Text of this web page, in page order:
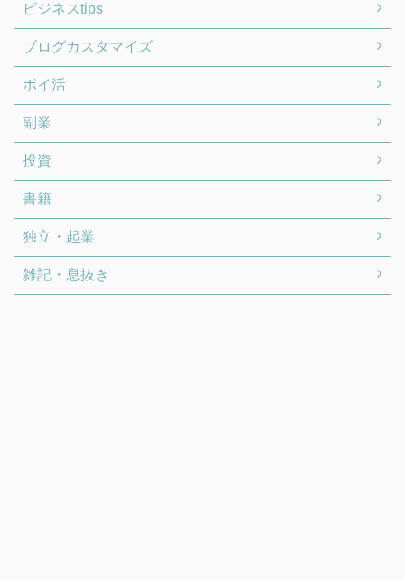
ビジネスtips
ブログカスタマイズ
ポイ活
副業
投資
書籍
独立・起業
雑記・息抜き